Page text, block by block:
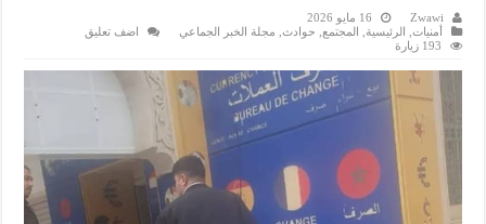
Zwawi
16 مايو 2026
أمنيات الرئيسية المجتمع حوادث مجلة الخبر الجماعي
اضف تعليق
193 زيارة